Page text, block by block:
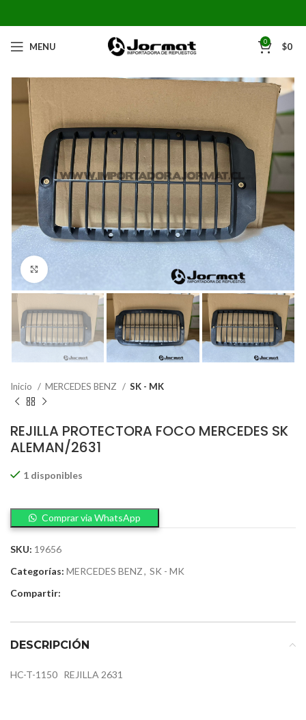
MENU 0 $0
Inicio MERCEDES BENZ SK - MK
REJILLA PROTECTORA FOCO MERCEDES SK
ALEMAN/2631
1 disponibles
Comprar via WhatsApp
SKU: 19656
Categorías: MERCEDES BENZ, SK - MK
Compartir:
DESCRIPCIÓN
HC-T-1150 REJILLA 2631